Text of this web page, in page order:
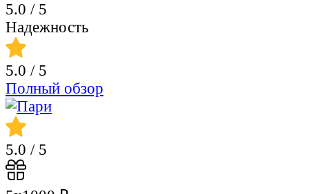
5.0 / 5
Надежность
5.0 / 5
Полный обзор
5.0 / 5